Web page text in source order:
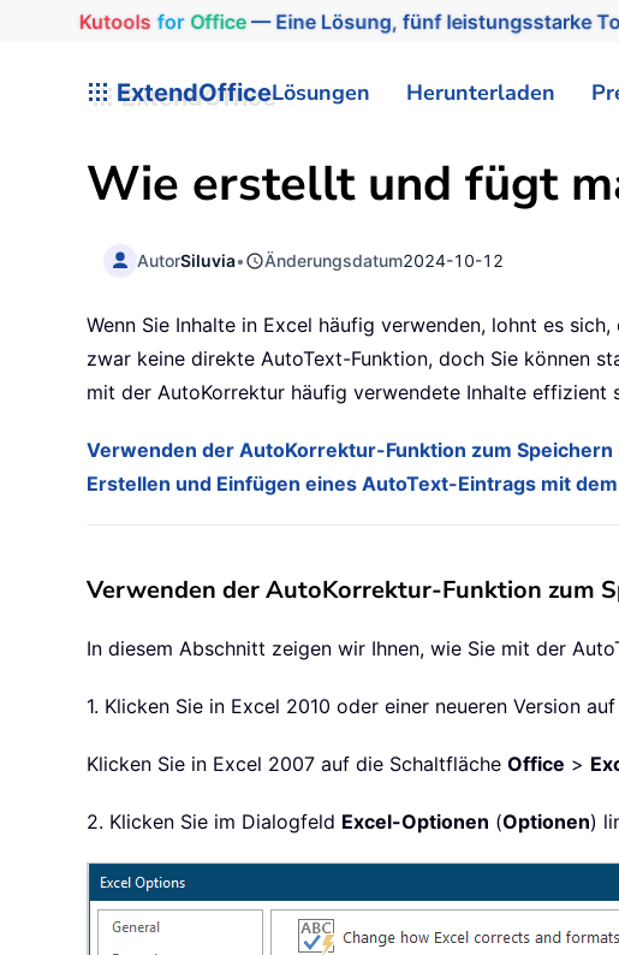
Kutools for Office— Eine Lösung, fünf leistungsstarke
ExtendOfficeLösungen Herunterladen
Wie erstellt und fügt
AutorSiluvia• Änderungsdatum2024-10-12
Wenn Sie Inhalte in Excel häufig verwenden, lohnt es
zwar keine direkte AutoText-Funktion, doch Sie können
mit der AutoKorrektur häufig verwendete Inhalte effizient
Verwenden der AutoKorrektur-Funktion zum
Erstellen und Einfügen eines AutoText-Eintrags mit
Verwenden der AutoKorrektur-Funktion zum
In diesem Abschnitt zeigen wir Ihnen, wie Sie mit der
1. Klicken Sie in Excel 2010 oder einer neueren Version auf
Klicken Sie in Excel 2007 auf die Schaltfläche Office >
2. Klicken Sie im Dialogfeld Excel-Optionen (Optionen)